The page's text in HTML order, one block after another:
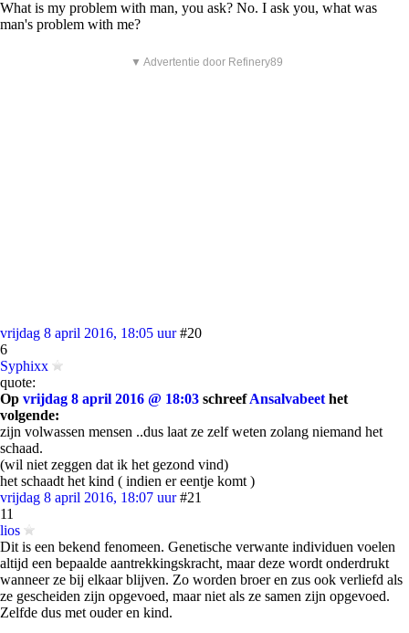
What is my problem with man, you ask? No. I ask you, what was
man's problem with me?
▼ Advertentie door Refinery89
vrijdag 8 april 2016, 18:05 uur #20
6
Syphixx
quote:
Op vrijdag 8 april 2016 @ 18:03 schreefAnsalvabeet het
volgende:
zijn volwassen mensen ..dus laat ze zelf weten zolang niemand het
schaad.
(wil niet zeggen dat ik het gezond vind)
het schaadt het kind ( indien er eentje komt )
vrijdag 8 april 2016, 18:07 uur #21
11
lios
Dit is een bekend fenomeen. Genetische verwante individuen voelen
altijd een bepaalde aantrekkingskracht, maar deze wordt onderdrukt
wanneer ze bij elkaar blijven. Zo worden broer en zus ook verliefd als
ze gescheiden zijn opgevoed, maar niet als ze samen zijn opgevoed.
Zelfde dus met ouder en kind.